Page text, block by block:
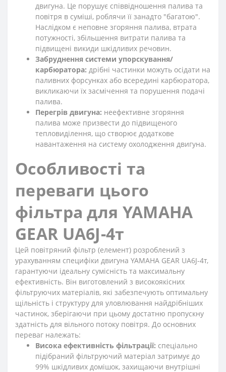
двигуна. Це порушує співвідношення палива та
повітря в суміші, роблячи її занадто "багатою".
Наслідком є неповне згоряння палива, втрата
потужності, збільшення витрати палива та
підвищені викиди шкідливих речовин.
Забруднення системи упорскування/
карбюратора: дрібні частинки можуть осідати на
паливних форсунках або всередині карбюратора,
викликаючи їх засмічення та порушення подачі
палива.
Перегрів двигуна: неефективне згоряння
палива може призвести до підвищеного
тепловиділення, що створює додаткове
навантаження на систему охолодження двигуна.
Особливості та
переваги цього
фільтра для YAMAHA
GEAR UA6J-4т
Цей повітряний фільтр (елемент) розроблений з
урахуванням специфіки двигуна YAMAHA GEAR UA6J-4т,
гарантуючи ідеальну сумісність та максимальну
ефективність. Він виготовлений з високоякісних
фільтруючих матеріалів, які забезпечують оптимальну
щільність і структуру для уловлювання найдрібніших
частинок, зберігаючи при цьому достатню пропускну
здатність для вільного потоку повітря. До основних
переваг належать:
Висока ефективність фільтрації: спеціально
підібраний фільтруючий матеріал затримує до
99% шкідливих домішок, захищаючи внутрішні